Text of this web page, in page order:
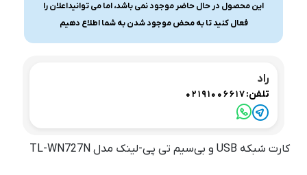
این محصول در حال حاضر موجود نمی باشد، اما می توانیداعلان را
فعال کنید تا به محض موجود شدن به شما اطلاع دهیم
راد
تلفن:02191006617
کارت شبکه USB و بی‌سیم تی پی-لینک مدل TL-WN727N